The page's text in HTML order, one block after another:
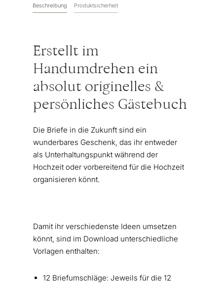
Beschreibung Produktsicherheit
Erstellt im
Handumdrehen ein
absolut originelles &
persönliches Gästebuch
Die Briefe in die Zukunft sind ein
wunderbares Geschenk, das ihr entweder
als Unterhaltungspunkt während der
Hochzeit oder vorbereitend für die Hochzeit
organisieren könnt.
Damit ihr verschiedenste Ideen umsetzen
könnt, sind im Download unterschiedliche
Vorlagen enthalten:
12 Briefumschläge: Jeweils für die 12